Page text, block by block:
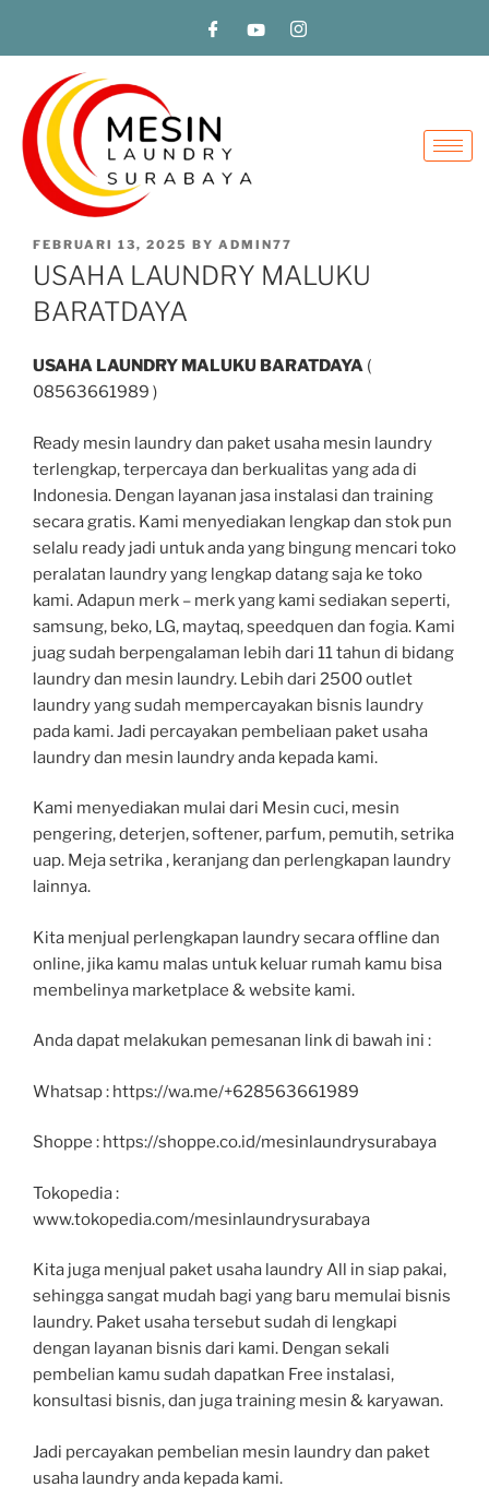
FEBRUARI 13, 2025 BY ADMIN77
USAHA LAUNDRY MALUKU
BARATDAYA
USAHA LAUNDRY MALUKU BARATDAYA (
08563661989 )
Ready mesin laundry dan paket usaha mesin laundry
terlengkap, terpercaya dan berkualitas yang ada di
Indonesia. Dengan layanan jasa instalasi dan training
secara gratis. Kami menyediakan lengkap dan stok pun
selalu ready jadi untuk anda yang bingung mencari toko
peralatan laundry yang lengkap datang saja ke toko
kami. Adapun merk – merk yang kami sediakan seperti,
samsung, beko, LG, maytaq, speedquen dan fogia. Kami
juag sudah berpengalaman lebih dari 11 tahun di bidang
laundry dan mesin laundry. Lebih dari 2500 outlet
laundry yang sudah mempercayakan bisnis laundry
pada kami. Jadi percayakan pembeliaan paket usaha
laundry dan mesin laundry anda kepada kami.
Kami menyediakan mulai dari Mesin cuci, mesin
pengering, deterjen, softener, parfum, pemutih, setrika
uap. Meja setrika , keranjang dan perlengkapan laundry
lainnya.
Kita menjual perlengkapan laundry secara offline dan
online, jika kamu malas untuk keluar rumah kamu bisa
membelinya marketplace & website kami.
Anda dapat melakukan pemesanan link di bawah ini :
Whatsap : https://wa.me/+628563661989
Shoppe : https://shoppe.co.id/mesinlaundrysurabaya
Tokopedia :
www.tokopedia.com/mesinlaundrysurabaya
Kita juga menjual paket usaha laundry All in siap pakai,
sehingga sangat mudah bagi yang baru memulai bisnis
laundry. Paket usaha tersebut sudah di lengkapi
dengan layanan bisnis dari kami. Dengan sekali
pembelian kamu sudah dapatkan Free instalasi,
konsultasi bisnis, dan juga training mesin & karyawan.
Jadi percayakan pembelian mesin laundry dan paket
usaha laundry anda kepada kami.